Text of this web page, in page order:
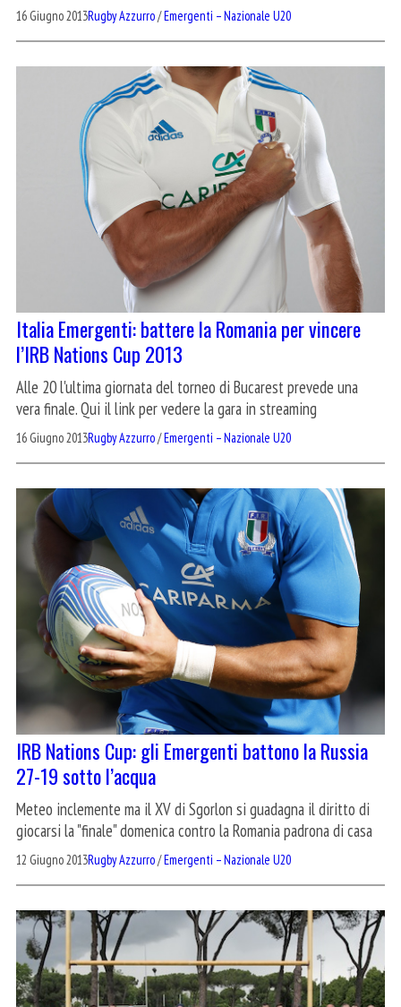
16 Giugno 2013Rugby Azzurro/Emergenti – Nazionale U20
Italia Emergenti: battere la Romania per vincere
l’IRB Nations Cup 2013
Alle 20 l'ultima giornata del torneo di Bucarest prevede una
vera finale. Qui il link per vedere la gara in streaming
16 Giugno 2013Rugby Azzurro/Emergenti – Nazionale U20
IRB Nations Cup: gli Emergenti battono la Russia
27-19 sotto l’acqua
Meteo inclemente ma il XV di Sgorlon si guadagna il diritto di
giocarsi la "finale" domenica contro la Romania padrona di casa
12 Giugno 2013Rugby Azzurro/Emergenti – Nazionale U20